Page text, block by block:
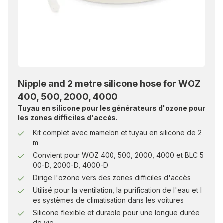
Précautions de rentrée:
Nipple and 2 metre silicone hose for WOZ
400, 500, 2000, 4000
Tuyau en silicone pour les générateurs d'ozone pour
les zones difficiles d'accès.
Kit complet avec mamelon et tuyau en silicone de 2
m
Convient pour WOZ 400, 500, 2000, 4000 et BLC 5
00-D, 2000-D, 4000-D
Dirige l'ozone vers des zones difficiles d'accès
Utilisé pour la ventilation, la purification de l'eau et l
es systèmes de climatisation dans les voitures
Silicone flexible et durable pour une longue durée